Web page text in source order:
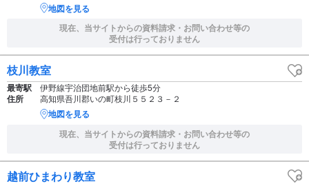
地図を見る
現在、当サイトからの資料請求・お問い合わせ等の
受付は行っておりません
枝川教室
最寄駅 伊野線宇治団地前駅から徒歩5分
住所 高知県吾川郡いの町枝川５５２３－２
地図を見る
現在、当サイトからの資料請求・お問い合わせ等の
受付は行っておりません
越前ひまわり教室